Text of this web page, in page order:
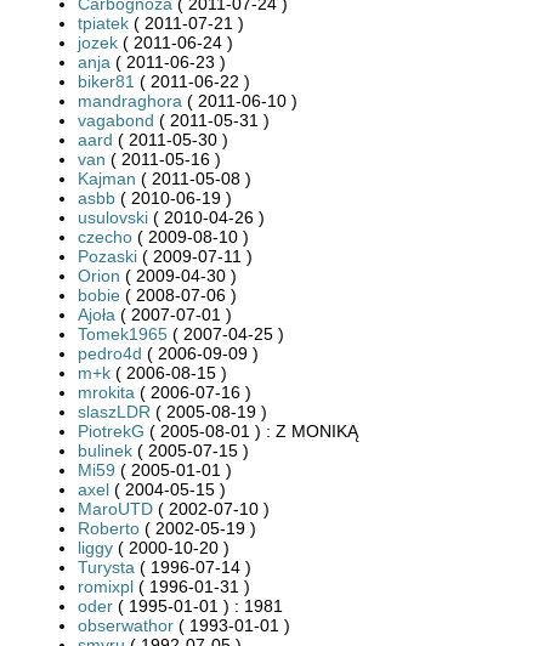
tpiatek ( 2011-07-21 )
jozek ( 2011-06-24 )
anja ( 2011-06-23 )
biker81 ( 2011-06-22 )
mandraghora ( 2011-06-10 )
vagabond ( 2011-05-31 )
aard ( 2011-05-30 )
van ( 2011-05-16 )
Kajman ( 2011-05-08 )
asbb ( 2010-06-19 )
usulovski ( 2010-04-26 )
czecho ( 2009-08-10 )
Pozaski ( 2009-07-11 )
Orion ( 2009-04-30 )
bobie ( 2008-07-06 )
Ajoła ( 2007-07-01 )
Tomek1965 ( 2007-04-25 )
pedro4d ( 2006-09-09 )
m+k ( 2006-08-15 )
mrokita ( 2006-07-16 )
slaszLDR ( 2005-08-19 )
PiotrekG ( 2005-08-01 ) : Z MONIKĄ
bulinek ( 2005-07-15 )
Mi59 ( 2005-01-01 )
axel ( 2004-05-15 )
MaroUTD ( 2002-07-10 )
Roberto ( 2002-05-19 )
liggy ( 2000-10-20 )
Turysta ( 1996-07-14 )
romixpl ( 1996-01-31 )
oder ( 1995-01-01 ) : 1981
obserwathor ( 1993-01-01 )